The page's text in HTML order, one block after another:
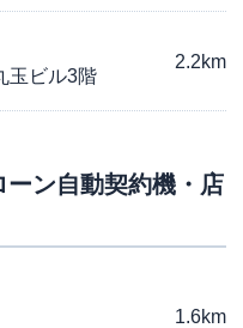
玉ビル3階
2.2km
ーン自動契約機・店
1.6km